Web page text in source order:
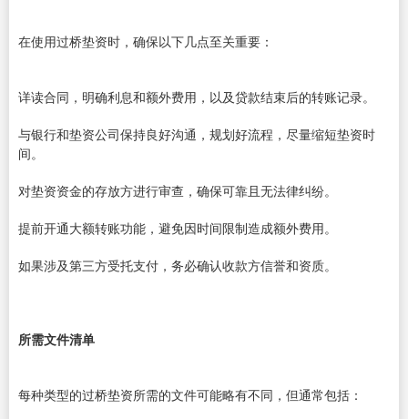
在使用过桥垫资时，确保以下几点至关重要：
详读合同，明确利息和额外费用，以及贷款结束后的转账记录。
与银行和垫资公司保持良好沟通，规划好流程，尽量缩短垫资时
间。
对垫资资金的存放方进行审查，确保可靠且无法律纠纷。
提前开通大额转账功能，避免因时间限制造成额外费用。
如果涉及第三方受托支付，务必确认收款方信誉和资质。
所需文件清单
每种类型的过桥垫资所需的文件可能略有不同，但通常包括：